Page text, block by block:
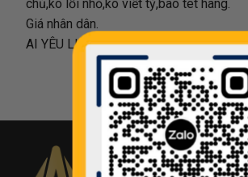
chủ,ko lỗi nhỏ,ko viết tỳ,bao tét hãng.
Giá nhân dân.
AI YÊU LIÊN HỆ auto phòng nhu